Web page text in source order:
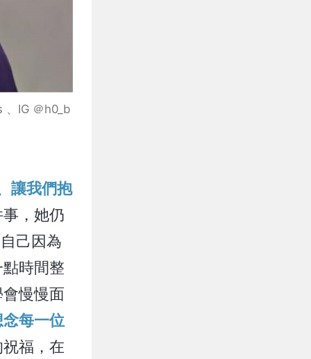
、IG ＠h0_b
讓我們抱
，她仍
己因為
時間整
慢慢面
念每一位
福，在